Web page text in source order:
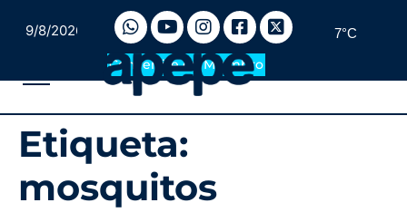
9/8/2026 7°C
Convertite en Miembro
Etiqueta:
mosquitos